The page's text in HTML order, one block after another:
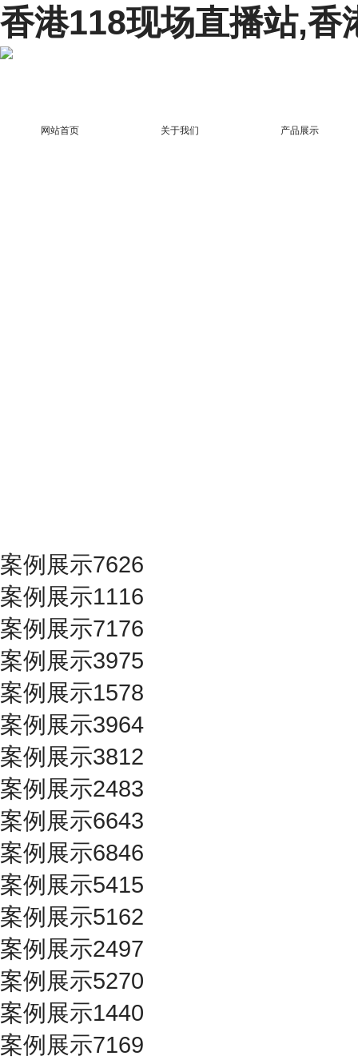
香港118现场直播站,香
网站首页 关于我们 产品展示
案例展示7626
案例展示1116
案例展示7176
案例展示3975
案例展示1578
案例展示3964
案例展示3812
案例展示2483
案例展示6643
案例展示6846
案例展示5415
案例展示5162
案例展示2497
案例展示5270
案例展示1440
案例展示7169